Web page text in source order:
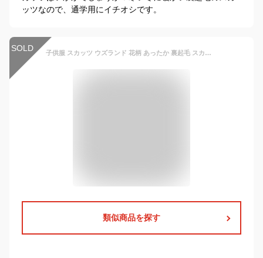
ッツなので、通学用にイチオシです。
SOLD 子供服 スカッツ ウズランド 花柄 あったか 裏起毛 スカッツ(80-130cm)【Uzuland】▽ 子供服 キッズ ベビー 女の子 女児 ガールズ ブランド ファッション 80cm 90cm 95cm 100cm 110cm 120cm 130cm▽ポイント消化
類似商品を探す